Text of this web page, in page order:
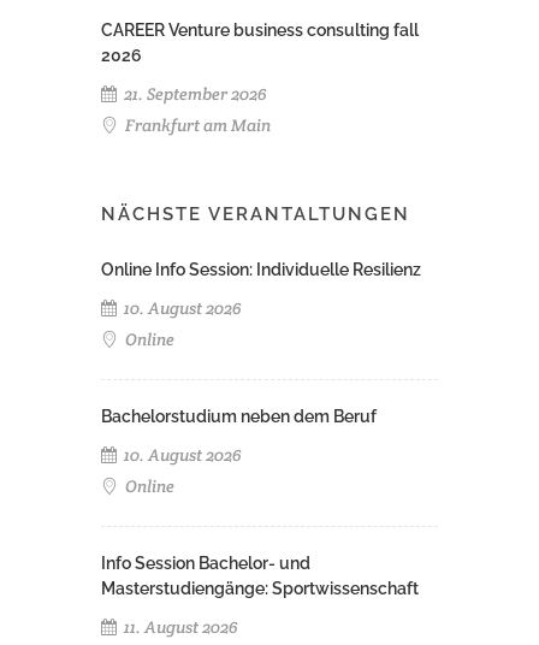
CAREER Venture business consulting fall
2026
21. September 2026
Frankfurt am Main
NÄCHSTE VERANTALTUNGEN
Online Info Session: Individuelle Resilienz
10. August 2026
Online
Bachelorstudium neben dem Beruf
10. August 2026
Online
Info Session Bachelor- und
Masterstudiengänge: Sportwissenschaft
11. August 2026